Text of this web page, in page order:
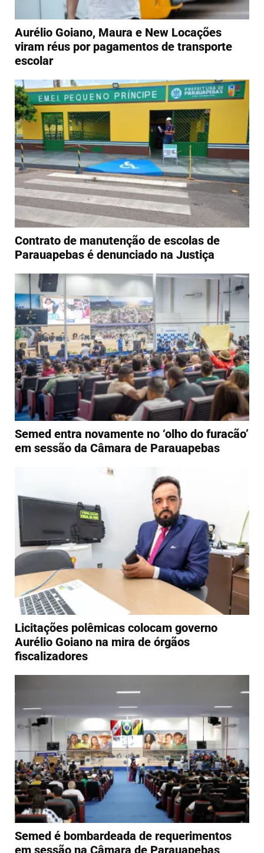
Aurélio Goiano, Maura e New Locações
viram réus por pagamentos de transporte
escolar
Contrato de manutenção de escolas de
Parauapebas é denunciado na Justiça
Semed entra novamente no ‘olho do furacão’
em sessão da Câmara de Parauapebas
Licitações polêmicas colocam governo
Aurélio Goiano na mira de órgãos
fiscalizadores
Semed é bombardeada de requerimentos
em sessão na Câmara de Parauapebas